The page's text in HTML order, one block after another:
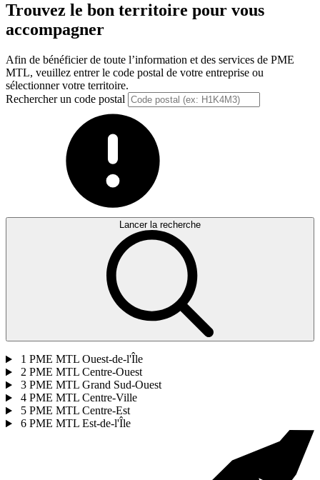
Trouvez le bon territoire pour vous
accompagner
Afin de bénéficier de toute l’information et des services de PME
MTL, veuillez entrer le code postal de votre entreprise ou
sélectionner votre territoire.
Rechercher un code postal
Lancer la recherche
1 PME MTL Ouest-de-l'Île
2 PME MTL Centre-Ouest
3 PME MTL Grand Sud-Ouest
4 PME MTL Centre-Ville
5 PME MTL Centre-Est
6 PME MTL Est-de-l'Île